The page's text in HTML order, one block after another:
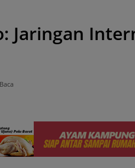
Jaringan